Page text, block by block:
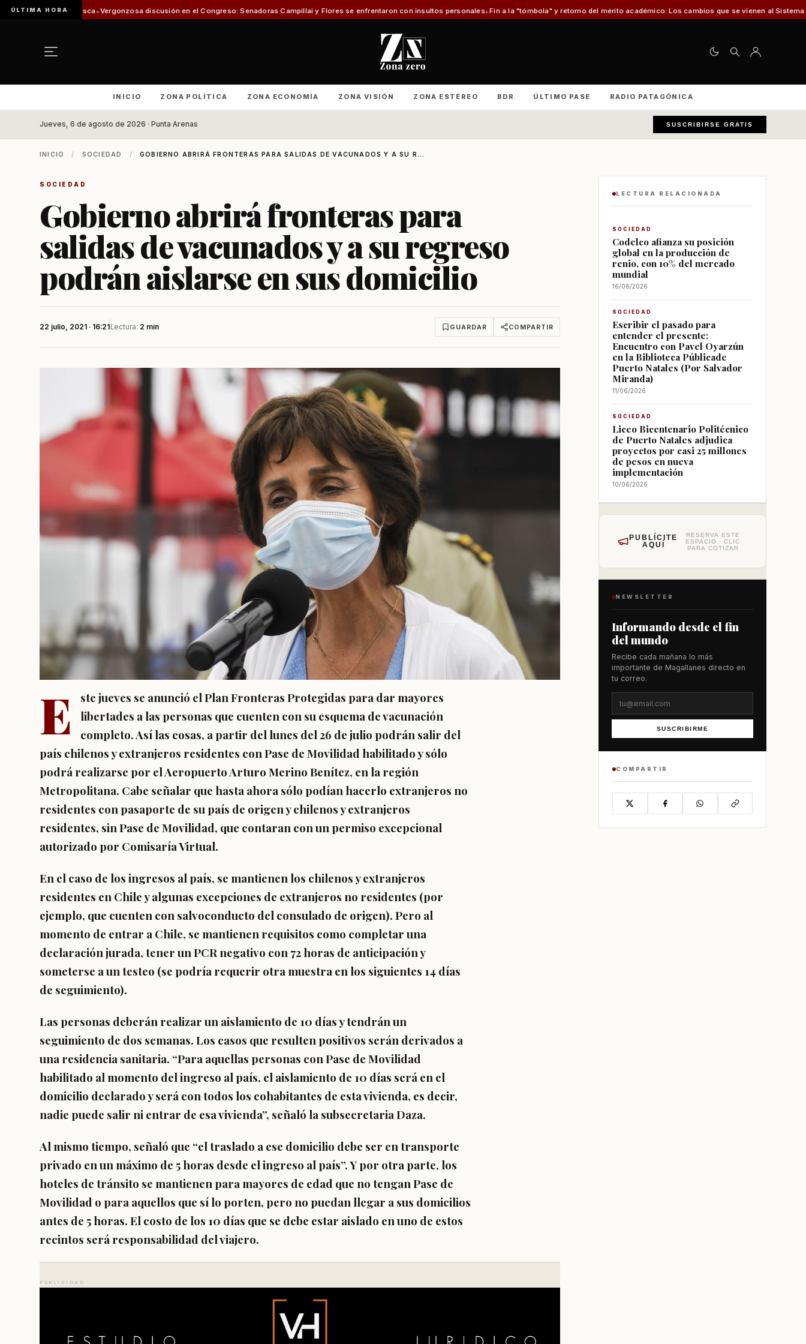
ÚLTIMA HORA
Pesca Vergonzosa discusión en el Congreso: Senadoras Campillai y Flores se enfrentaron con insultos personales Fin a la "tómbola" y retorno del mérito académico: Los cambios que se vienen al Sistema de Admisión
INICIO ZONA POLÍTICA ZONA ECONOMÍA ZONA VISIÓN ZONA ESTÉREO BDR ÚLTIMO PASE RADIO PATAGÓNICA
Jueves, 6 de agosto de 2026 · Punta Arenas SUSCRIBIRSE GRATIS
INICIO / SOCIEDAD / GOBIERNO ABRIRÁ FRONTERAS PARA SALIDAS DE VACUNADOS Y A SU R...
SOCIEDAD
Gobierno abrirá fronteras para
salidas de vacunados y a su regreso
podrán aislarse en sus domicilio
22 julio, 2021 · 16:21Lectura: 2 min GUARDAR COMPARTIR
E
ste jueves se anunció el Plan Fronteras Protegidas para dar mayores
libertades a las personas que cuenten con su esquema de vacunación
completo.Así las cosas, a partir del lunes del 26 de julio podrán salir del
país chilenos y extranjeros residentes con Pase de Movilidad habilitadoy sólo
podrá realizarse por el Aeropuerto Arturo Merino Benítez, en la región
Metropolitana. Cabe señalar que hasta ahora sólo podían hacerlo extranjeros no
residentes con pasaporte de su país de origen y chilenos y extranjeros
residentes, sin Pase de Movilidad, que contaran con un permiso excepcional
autorizado por Comisaría Virtual.
En el caso de los ingresos al país, se mantienen los chilenos y extranjeros
residentes en Chile y algunas excepciones de extranjeros no residentes (por
ejemplo, que cuenten con salvoconducto del consulado de origen). Pero al
momento de entrar a Chile, se mantienen requisitos como completar una
declaración jurada, tener un PCR negativo con 72 horas de anticipación y
someterse a un testeo (se podría requerir otra muestra en los siguientes 14 días
de seguimiento).
Las personas deberán realizar un aislamiento de 10 días y tendrán un
seguimiento de dos semanas. Los casos que resulten positivos serán derivados a
una residencia sanitaria. “Para aquellas personas con Pase de Movilidad
habilitado al momento del ingreso al país, el aislamiento de 10 días será en el
domicilio declarado y será con todos los cohabitantes de esta vivienda, es decir,
nadie puede salir ni entrar de esa vivienda”, señaló la subsecretaria Daza.
Al mismo tiempo, señaló que “el traslado a ese domicilio debe ser en transporte
privado en un máximo de 5 horas desde el ingreso al país”.Y por otra parte, los
hoteles de tránsito se mantienen para mayores de edad que no tengan Pase de
Movilidad o para aquellos que sí lo porten, pero no puedan llegar a sus domicilios
antes de 5 horas. El costo de los 10 días que se debe estar aislado en uno de estos
recintos será responsabilidad del viajero.
PUBLICIDAD
LECTURA RELACIONADA
SOCIEDAD
Codelco afianza su posición
global en la producción de
renio, con 10% del mercado
mundial
16/06/2026
SOCIEDAD
Escribir el pasado para
entender el presente:
Encuentro con Pavel Oyarzún
en la Biblioteca Públicade
Puerto Natales (Por Salvador
Miranda)
11/06/2026
SOCIEDAD
Liceo Bicentenario Politécnico
de Puerto Natales adjudica
proyectos por casi 25 millones
de pesos en nueva
implementación
10/06/2026
PUBLÍCITE
AQUÍ
RESERVA ESTE
ESPACIO · CLIC
PARA COTIZAR
NEWSLETTER
Informando desde el fin
del mundo
Recibe cada mañana lo más
importante de Magallanes directo en
tu correo.
SUSCRIBIRME
COMPARTIR